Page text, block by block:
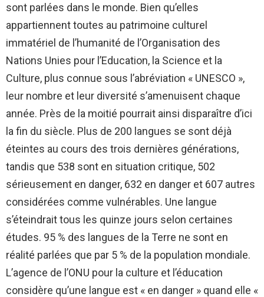
sont parlées dans le monde. Bien qu’elles
appartiennent toutes au patrimoine culturel
immatériel de l’humanité de l’Organisation des
Nations Unies pour l’Education, la Science et la
Culture, plus connue sous l’abréviation « UNESCO »,
leur nombre et leur diversité s’amenuisent chaque
année. Près de la moitié pourrait ainsi disparaître d’ici
la fin du siècle. Plus de 200 langues se sont déjà
éteintes au cours des trois dernières générations,
tandis que 538 sont en situation critique, 502
sérieusement en danger, 632 en danger et 607 autres
considérées comme vulnérables. Une langue
s’éteindrait tous les quinze jours selon certaines
études. 95 % des langues de la Terre ne sont en
réalité parlées que par 5 % de la population mondiale.
L’agence de l’ONU pour la culture et l’éducation
considère qu’une langue est « en danger » quand elle «